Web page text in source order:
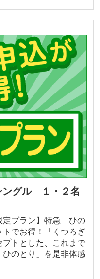
ングル １・２名
定プラン】特急「ひの
トでお得！「くつろぎ
トとした、これまで
のとり」を是非体感